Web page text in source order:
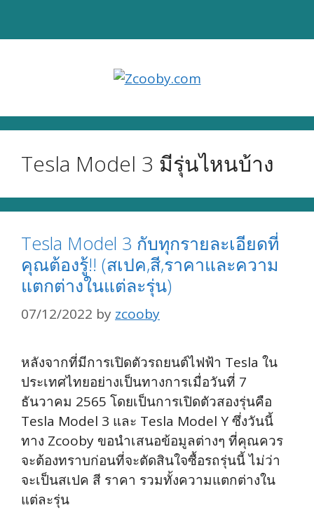
Tesla Model 3 มีรุ่นไหนบ้าง
Tesla Model 3 กับทุกรายละเอียดที่
คุณต้องรู้!! (สเปค,สี,ราคาและความ
แตกต่างในแต่ละรุ่น)
07/12/2022 by zcooby
หลังจากที่มีการเปิดตัวรถยนต์ไฟฟ้า Tesla ใน
ประเทศไทยอย่างเป็นทางการเมื่อวันที่ 7
ธันวาคม 2565 โดยเป็นการเปิดตัวสองรุ่นคือ
Tesla Model 3 และ Tesla Model Y ซึ่งวันนี้
ทาง Zcooby ขอนำเสนอข้อมูลต่างๆ ที่คุณควร
จะต้องทราบก่อนที่จะตัดสินใจซื้อรถรุ่นนี้ ไม่ว่า
จะเป็นสเปค สี ราคา รวมทั้งความแตกต่างใน
แต่ละรุ่น